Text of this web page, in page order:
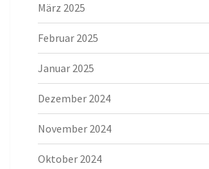
März 2025
Februar 2025
Januar 2025
Dezember 2024
November 2024
Oktober 2024